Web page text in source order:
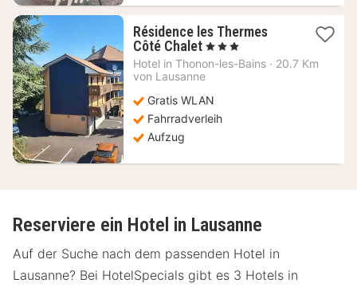
Résidence les Thermes
Côté Chalet 1
Nacht
ab
€
, 3 Sterne
Hotel in Thonon-les-Bains · 20.7 Km
von Lausanne
Gratis WLAN
Fahrradverleih
Aufzug
Reserviere ein Hotel in Lausanne
Auf der Suche nach dem passenden Hotel in
Lausanne? Bei HotelSpecials gibt es 3 Hotels in